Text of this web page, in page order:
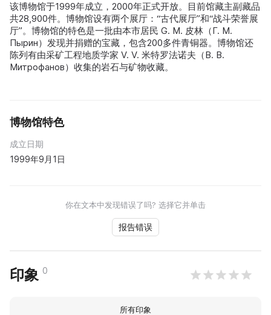
该博物馆于1999年成立，2000年正式开放。目前馆藏主副藏品
共28,900件。博物馆设有两个展厅：“古代展厅”和“战斗荣誉展
厅”。博物馆的特色是一批由本市居民 G. M. 皮林（Г. М.
Пырин）发现并捐赠的宝藏，包含200多件青铜器。博物馆还
陈列有由采矿工程地质学家 V. V. 米特罗法诺夫（В. В.
Митрофанов）收集的岩石与矿物收藏。
博物馆特色
成立日期
1999年9月1日
你在文本中发现错误了吗? 选择它并单击
报告错误
印象 0
所有印象